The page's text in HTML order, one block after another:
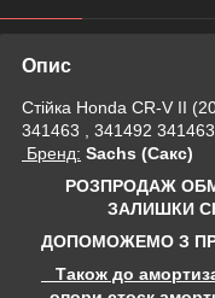
Опис
Стійка Honda CR-V II
341463 , 341492
Бренд: Sachs (Сакс)
РОЗПРОДАЖ
ЗАЛИШКИ
ДОПОМОЖЕМО З
Також до